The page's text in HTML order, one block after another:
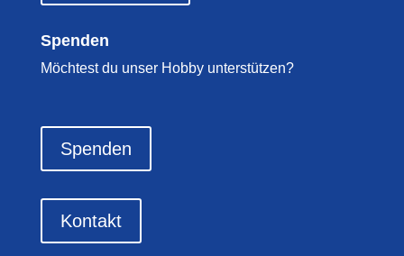
Spenden
Möchtest du unser Hobby unterstützen?
Spenden
Kontakt